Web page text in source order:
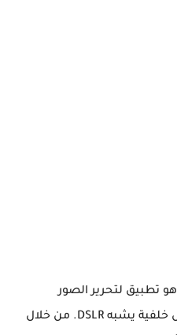
هو تطبيق لتحرير الصور
متخصص في إنشاء تأثير طمس خلفية يشبه DSLR. من خلال